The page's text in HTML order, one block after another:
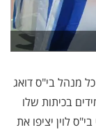
מנהל בי"ס דואג
בכיתות שלו
לוין יציפו את